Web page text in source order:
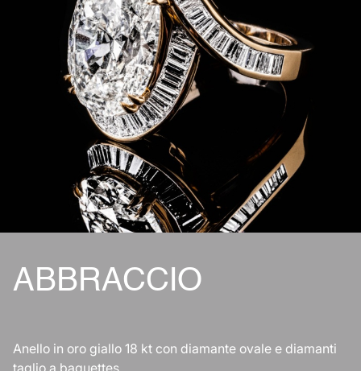
ABBRACCIO
Anello in oro giallo 18 kt con diamante ovale e diamanti
taglio a baguettes.